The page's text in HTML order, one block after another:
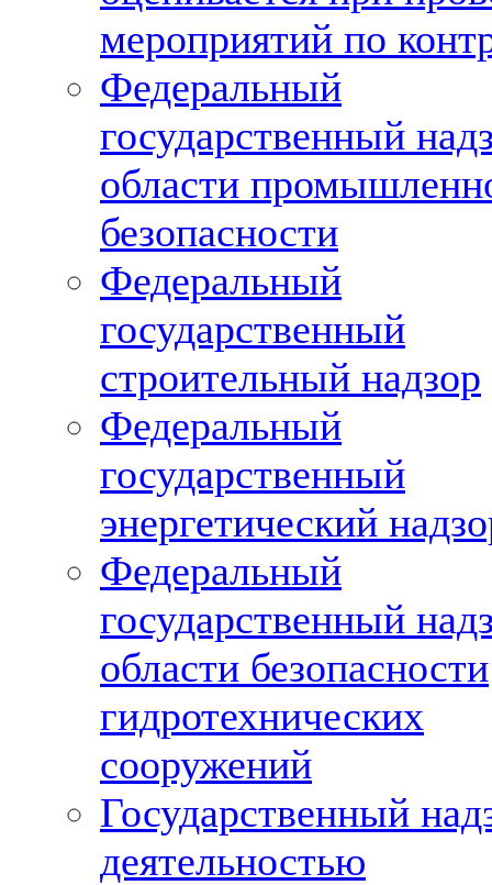
мероприятий по
Федеральный
государственный
области
безопасности
Федеральный
государственный
строительный надзор
Федеральный
государственный
энергетический
Федеральный
государственный
области безопасности
гидротехнических
сооружений
Государственный
деятельностью